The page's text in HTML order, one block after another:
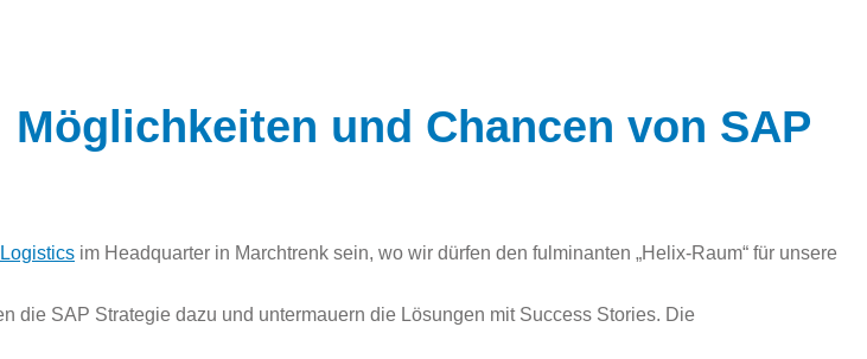
Möglichkeiten und Chancen von SAP
im Headquarter in Marchtrenk sein, wo wir dürfen den fulminanten „Helix-Raum“ für unsere
die SAP Strategie dazu und untermauern die Lösungen mit Success Stories. Die